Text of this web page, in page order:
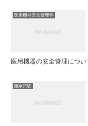
医用機器安全管理学
医用機器の安全管理につい
国家試験